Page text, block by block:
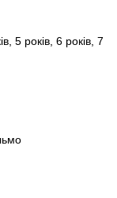
5 років, 6 років, 7